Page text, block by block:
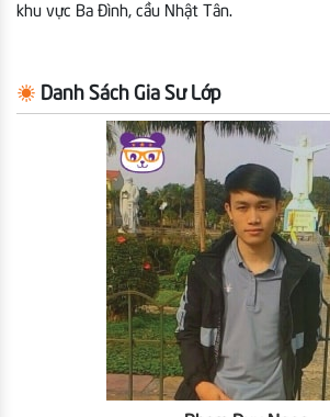
khu vực Ba Đình, cầu Nhật Tân.
Danh Sách Gia Sư Lớp